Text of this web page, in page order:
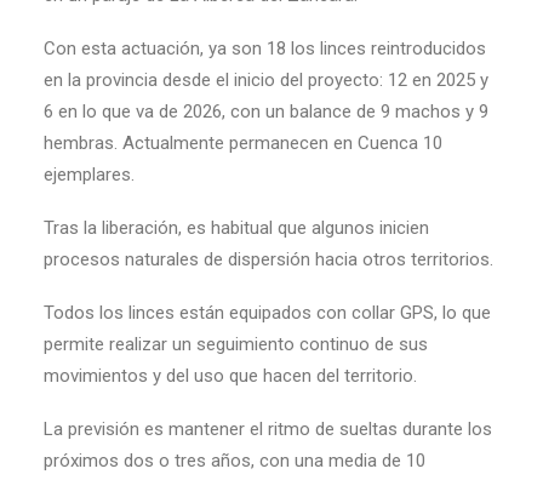
Con esta actuación, ya son 18 los linces reintroducidos
en la provincia desde el inicio del proyecto: 12 en 2025 y
6 en lo que va de 2026, con un balance de 9 machos y 9
hembras. Actualmente permanecen en Cuenca 10
ejemplares.
Tras la liberación, es habitual que algunos inicien
procesos naturales de dispersión hacia otros territorios.
Todos los linces están equipados con collar GPS, lo que
permite realizar un seguimiento continuo de sus
movimientos y del uso que hacen del territorio.
La previsión es mantener el ritmo de sueltas durante los
próximos dos o tres años, con una media de 10